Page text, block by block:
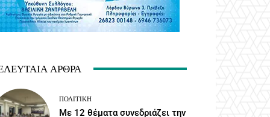
ΆΡΘΡΑ
ΠΟΛΙΤΙΚΉ
Με 12 θέματα συνεδριάζει την